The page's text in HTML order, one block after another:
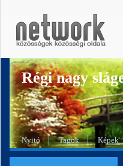
Régi nagy
Nyitó Tagok Képek